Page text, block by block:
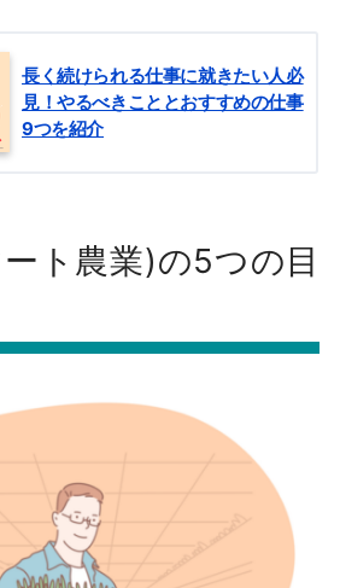
長く続けられる仕事に就きたい人必
見！やるべきこととおすすめの仕事
9つを紹介
ト農業)の5つの目